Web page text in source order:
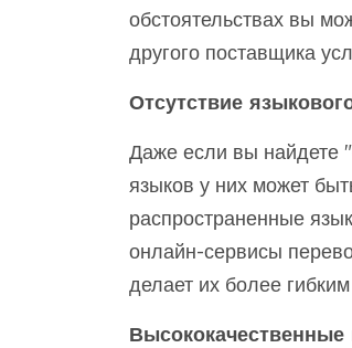
обстоятельствах вы
другого поставщика
Отсутствие
Даже если вы найдете
языков у них может
распространенные
онлайн-сервисы
делает их более